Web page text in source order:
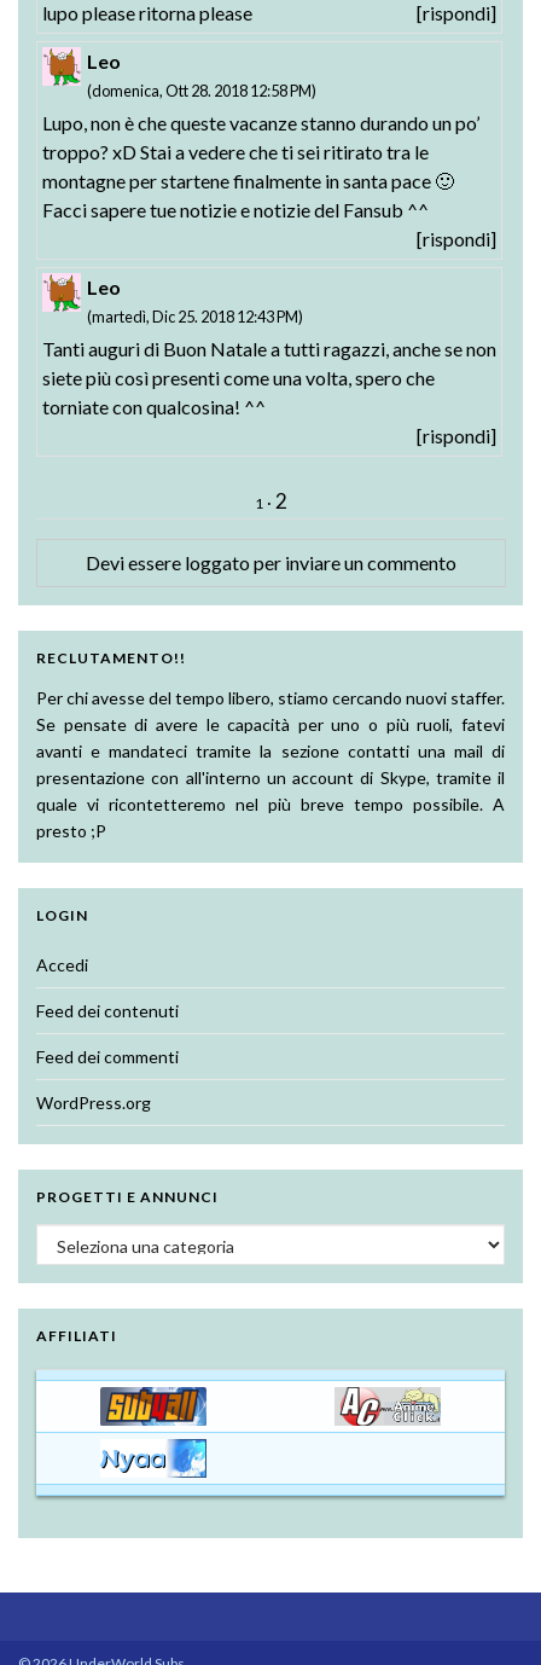
lupo please ritorna please [rispondi]
Leo
(domenica, Ott 28. 2018 12:58 PM)
Lupo, non è che queste vacanze stanno durando un po’
troppo? xD Stai a vedere che ti sei ritirato tra le
montagne per startene finalmente in santa pace 🙂
Facci sapere tue notizie e notizie del Fansub ^^
[rispondi]
Leo
(martedì, Dic 25. 2018 12:43 PM)
Tanti auguri di Buon Natale a tutti ragazzi, anche se non
siete più così presenti come una volta, spero che
torniate con qualcosina! ^^
[rispondi]
1 · 2
Devi essere loggato per inviare un commento
RECLUTAMENTO!!
Per chi avesse del tempo libero, stiamo cercando nuovi staffer.
Se pensate di avere le capacità per uno o più ruoli, fatevi
avanti e mandateci tramite la sezione contatti una mail di
presentazione con all'interno un account di Skype, tramite il
quale vi ricontetteremo nel più breve tempo possibile. A
presto ;P
LOGIN
Accedi
Feed dei contenuti
Feed dei commenti
WordPress.org
PROGETTI E ANNUNCI
Progetti e annunci
AFFILIATI